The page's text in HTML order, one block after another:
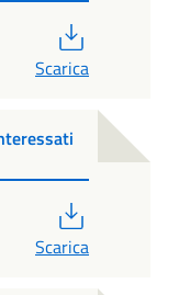
Scarica
Scarica